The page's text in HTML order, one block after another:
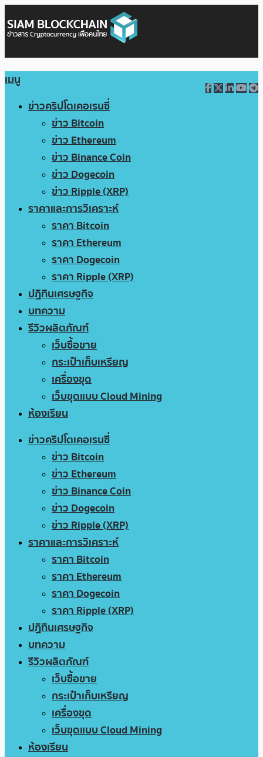
เมนู
ข่าวคริปโตเคอเรนซี่
ข่าว Bitcoin
ข่าว Ethereum
ข่าว Binance Coin
ข่าว Dogecoin
ข่าว Ripple (XRP)
ราคาและการวิเคราะห์
ราคา Bitcoin
ราคา Ethereum
ราคา Dogecoin
ราคา Ripple (XRP)
ปฏิทินเศรษฐกิจ
บทความ
รีวิวผลิตภัณฑ์
เว็บซื้อขาย
กระเป๋าเก็บเหรียญ
เครื่องขุด
เว็บขุดแบบ Cloud Mining
ห้องเรียน
ข่าวคริปโตเคอเรนซี่
ข่าว Bitcoin
ข่าว Ethereum
ข่าว Binance Coin
ข่าว Dogecoin
ข่าว Ripple (XRP)
ราคาและการวิเคราะห์
ราคา Bitcoin
ราคา Ethereum
ราคา Dogecoin
ราคา Ripple (XRP)
ปฏิทินเศรษฐกิจ
บทความ
รีวิวผลิตภัณฑ์
เว็บซื้อขาย
กระเป๋าเก็บเหรียญ
เครื่องขุด
เว็บขุดแบบ Cloud Mining
ห้องเรียน